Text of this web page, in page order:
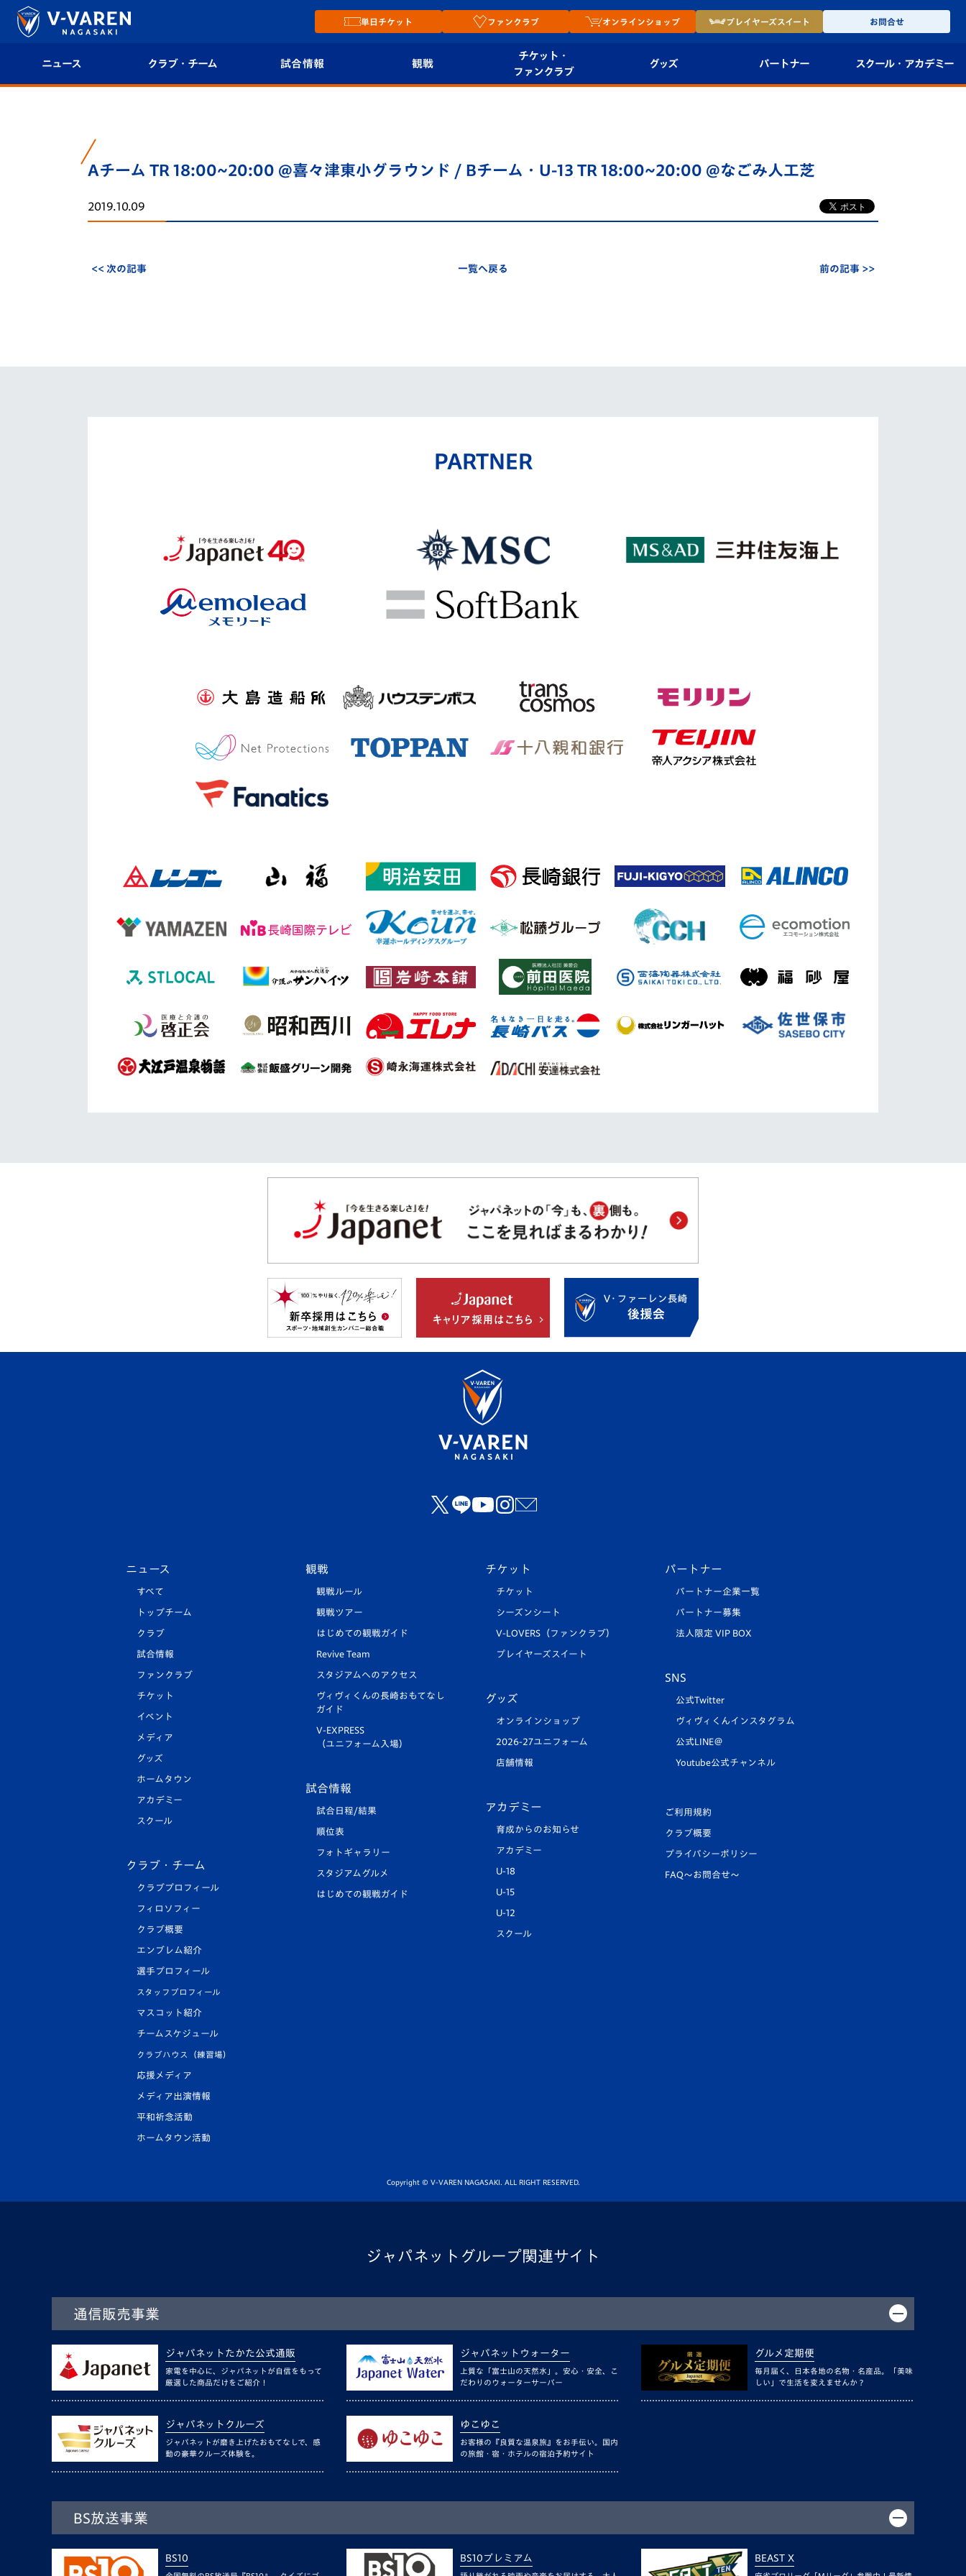
単日チケット ファンクラブ オンラインショップ プレイヤーズスイート お問合せ
ニュース クラブ・チーム
クラブ概要
エンブレム紹介
試合情報
順位表
観戦
チケット・
ファンクラブ
プレイヤーズスイート
グッズ パートナー
法人限定 VIP BOX
スクール・ アカデミー
U-12
Aチーム TR 18:00~20:00 @喜々津東小グラウンド / Bチーム・U-13 TR 18:00~20:00 @なごみ人工芝
2019.10.09
<< 次の記事 一覧へ戻る 前の記事 >>
PARTNER
ニュース
すべて
トップチーム
クラブ
試合情報
ファンクラブ
チケット
イベント
メディア
グッズ
ホームタウン
アカデミー
スクール
クラブ・チーム
クラブプロフィール
フィロソフィー
クラブ概要
エンブレム紹介
選手プロフィール
スタッフプロフィール
マスコット紹介
チームスケジュール
クラブハウス（練習場）
応援メディア
メディア出演情報
平和祈念活動
ホームタウン活動
観戦
観戦ルール
観戦ツアー
はじめての観戦ガイド
Revive Team
スタジアムへのアクセス
ヴィヴィくんの長崎おもてなし
ガイド
V-EXPRESS
（ユニフォーム入場）
試合情報
試合日程/結果
順位表
フォトギャラリー
スタジアムグルメ
はじめての観戦ガイド
チケット
チケット
シーズンシート
V-LOVERS（ファンクラブ）
プレイヤーズスイート
グッズ
オンラインショップ
2026-27ユニフォーム
店舗情報
アカデミー
育成からのお知らせ
アカデミー
U-18
U-15
U-12
スクール
パートナー
パートナー企業一覧
パートナー募集
法人限定 VIP BOX
SNS
公式Twitter
ヴィヴィくんインスタグラム
公式LINE＠
Youtube公式チャンネル
ご利用規約
クラブ概要
プライバシーポリシー
FAQ〜お問合せ〜
Copyright © V-VAREN NAGASAKI. ALL RIGHT RESERVED.
ジャパネットグループ関連サイト
通信販売事業
ジャパネットたかた公式通販
家電を中心に、ジャパネットが自信をもって
厳選した商品だけをご紹介！
ジャパネットウォーター
上質な「富士山の天然水」。安心・安全、こ
だわりのウォーターサーバー
グルメ定期便
毎月届く、日本各地の名物・名産品。「美味
しい」で生活を変えませんか？
ジャパネットクルーズ
ジャパネットが磨き上げたおもてなしで、感
動の豪華クルーズ体験を。
ゆこゆこ
お客様の『良質な温泉旅』をお手伝い。国内
の旅館・宿・ホテルの宿泊予約サイト
BS放送事業
BS10 BS10プレミアム BEAST X